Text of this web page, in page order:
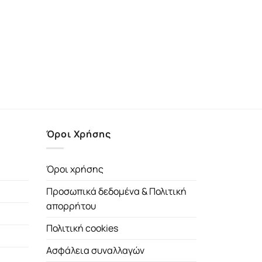
Όροι Χρήσης
Όροι χρήσης
Προσωπικά δεδομένα & Πολιτική
απορρήτου
Πολιτική cookies
Ασφάλεια συναλλαγών